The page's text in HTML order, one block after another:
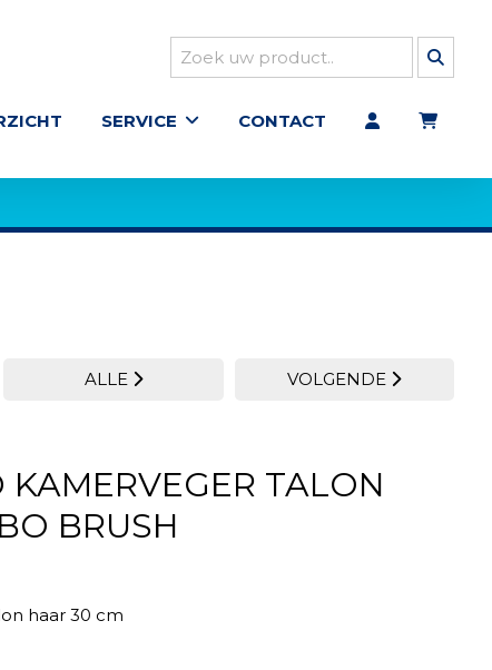
SERVICE CONTACT
ALLE VOLGENDE
TALON
BRUSH
haar 30 cm